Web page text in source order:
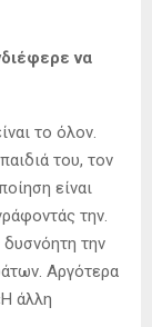
να
το όλον.
του, τον
είναι
την.
δυσνόητη την
Αργότερα
άλλη